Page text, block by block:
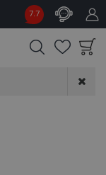
7.7
aan wensenlijst